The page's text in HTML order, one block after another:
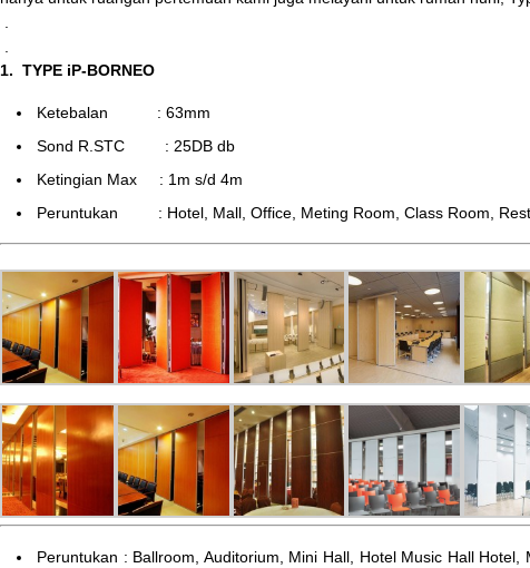
1. TYPE iP-BORNEO
Ketebalan : 63mm
Sond R.STC : 25DB db
Ketingian Max : 1m s/d 4m
Peruntukan : Hotel, Mall, Office, Meting Room, Class Room,
Peruntukan : Ballroom, Auditorium, Mini Hall, Hotel Music Hall